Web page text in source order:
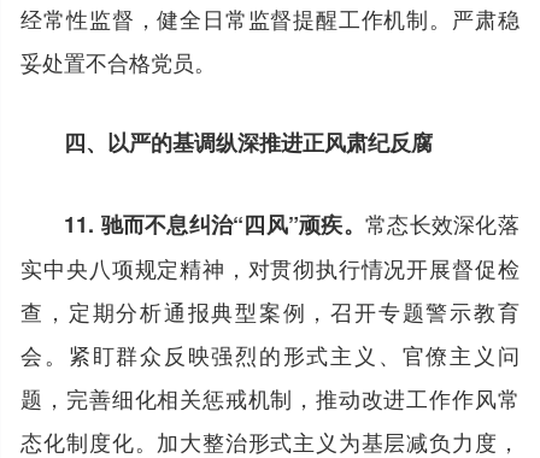
经常性监督，健全日常监督提醒工作机制。严肃稳
妥处置不合格党员。
四、以严的基调纵深推进正风肃纪反腐
11. 驰而不息纠治“四风”顽疾。常态长效深化落
实中央八项规定精神，对贯彻执行情况开展督促检
查，定期分析通报典型案例，召开专题警示教育
会。紧盯群众反映强烈的形式主义、官僚主义问
题，完善细化相关惩戒机制，推动改进工作作风常
态化制度化。加大整治形式主义为基层减负力度，